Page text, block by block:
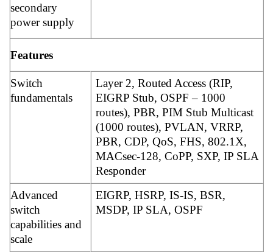
secondary
power supply
Features
Switch
fundamentals
Layer 2, Routed Access (RIP,
EIGRP Stub, OSPF – 1000
routes), PBR, PIM Stub Multicast
(1000 routes), PVLAN, VRRP,
PBR, CDP, QoS, FHS, 802.1X,
MACsec-128, CoPP, SXP, IP SLA
Responder
Advanced
switch
capabilities and
scale
EIGRP, HSRP, IS-IS, BSR,
MSDP, IP SLA, OSPF